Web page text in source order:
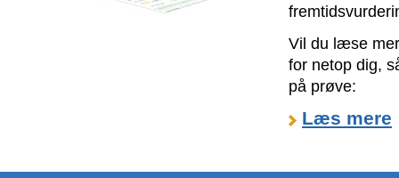
Vil du læse
for netop dig,
på prøve:
Læs mere